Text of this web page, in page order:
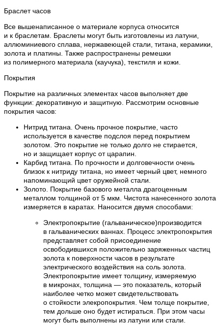
Браслет часов
Все вышенаписанное о материале корпуса относится
и к браслетам. Браслеты могут быть изготовлены из латуни,
аллюминиевого сплава, нержавеющей стали, титана, керамики,
золота и платины. Также распространены ремешки
из полимерного материала (каучука), текстиля и кожи.
Покрытия
Покрытие на различных элементах часов выполняет две
функции: декоративную и защитную. Рассмотрим основные
покрытия часов:
Нитрид титана. Очень прочное покрытие, часто
используется в качестве подслоя перед покрытием
золотом. Это покрытие не только долго не стирается,
но и защищает корпус от царапин.
Карбид титана. По прочности и долговечности очень
близок к нитриду титана, но имеет черный цвет, немного
напоминающий цвет оружейной стали.
Золото. Покрытие базового металла драгоценным
металлом толщиной от 5 мкм. Чистота нанесенного золота
измеряется в каратах. Наносится двумя способами:
Электропокрытие (гальваническое)производится
в гальванических ваннах. Процесс электропокрытия
представляет собой присоединение
освободившихся положительно заряженных частиц
золота к поверхности часов в результате
электрического воздействия на соль золота.
Электропокрытие имеет толщину, измеряемую
в микронах, толщина — это показатель, который
наиболее четко может свидетельствовать
о стойкости элекропокрытия. Чем толще покрытие,
тем дольше оно будет истираться. При этом часы
могут быть выполнены из латуни или стали.